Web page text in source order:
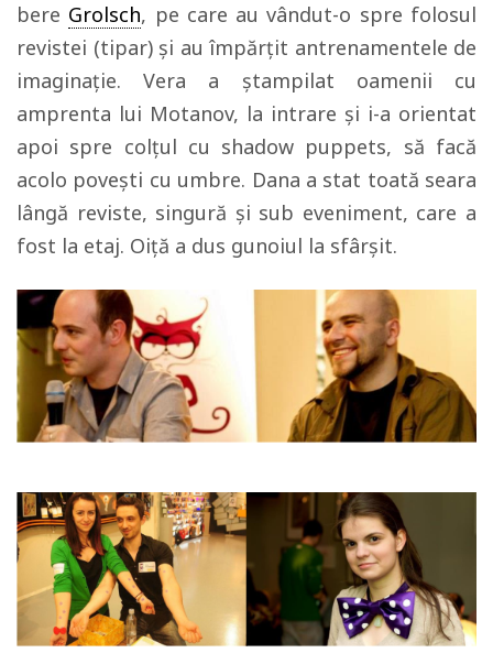
bere Grolsch, pe care au vândut-o spre folosul
revistei (tipar) și au împărțit antrenamentele de
imaginație. Vera a ștampilat oamenii cu
amprenta lui Motanov, la intrare și i-a orientat
apoi spre colțul cu shadow puppets, să facă
acolo povești cu umbre. Dana a stat toată seara
lângă reviste, singură și sub eveniment, care a
fost la etaj. Oiță a dus gunoiul la sfârșit.